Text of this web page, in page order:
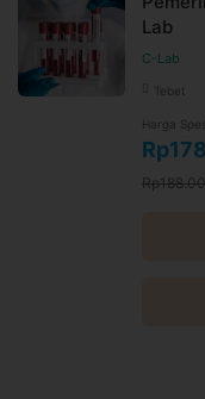
Lab
C-Lab
Tebet
Harga